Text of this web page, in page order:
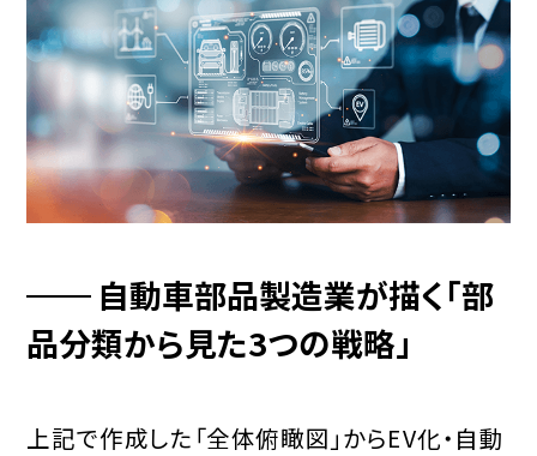
自動車部品製造業が描く「部
品分類から見た3つの戦略」
上記で作成した「全体俯瞰図」からEV化・自動